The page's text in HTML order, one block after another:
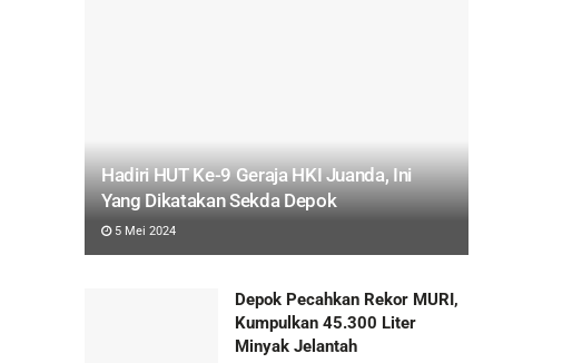
Hadiri HUT Ke-9 Geraja HKI Juanda, Ini
Yang Dikatakan Sekda Depok
5 Mei 2024
Depok Pecahkan Rekor MURI,
Kumpulkan 45.300 Liter
Minyak Jelantah